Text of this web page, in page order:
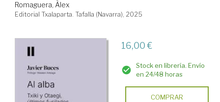
Romaguera, Àlex
Editorial Txalaparta. Tafalla (Navarra), 2025
16,00 €
Stock en librería. Envío
en 24/48 horas
COMPRAR